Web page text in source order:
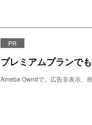
PR
プレミアムプランで
Ameba Owndで、広告非表示、